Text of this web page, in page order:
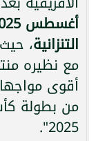
أغسطس 2025
التنزانية،
مع نظيره
أقوى
من بطولة
2025".